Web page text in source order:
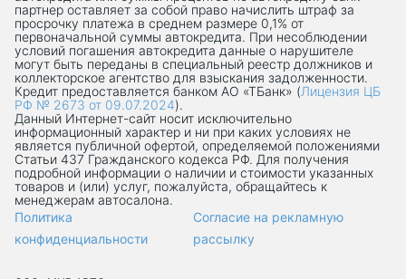
партнер оставляет за собой право начислить штраф за
просрочку платежа в среднем размере 0,1% от
первоначальной суммы автокредита. При несоблюдении
условий погашения автокредита данные о нарушителе
могут быть переданы в специальный реестр должников и
коллекторское агентство для взыскания задолженности.
Кредит предоставляется банком АО «ТБанк» (Лицензия ЦБ
РФ № 2673 от 09.07.2024).
Данный Интернет-сaйт носит исключительно
информационный характер и ни при каких условиях не
является публичной офертой, определяемой положениями
Статьи 437 Гражданского кодекса РФ. Для получения
подробной информации о наличии и стоимости указанных
товаров и (или) услуг, пожалуйста, обращайтесь к
менеджерам автосалона.
Политика
конфиденциальности
Согласие на рекламную
рассылку